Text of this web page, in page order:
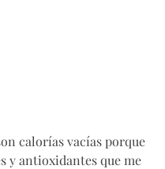
calorías vacías porque
y antioxidantes que me